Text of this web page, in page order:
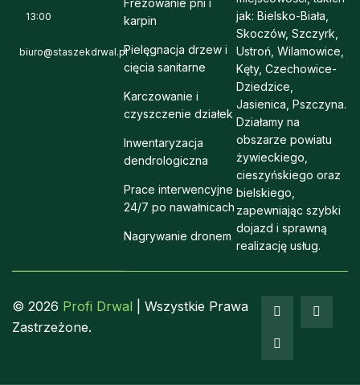
13:00
biuro@staszekdrwal.pl
Frezowanie pni i
karpin
Pielęgnacja drzew i
cięcia sanitarne
Karczowanie i
czyszczenie działek
Inwentaryzacja
dendrologiczna
Prace interwencyjne
24/7 po nawałnicach
Nagrywanie dronem
jak: Bielsko-Biała,
Skoczów, Szczyrk,
Ustroń, Wilamowice,
Kęty, Czechowice-
Dziedzice,
Jasienica, Pszczyna.
Działamy na
obszarze powiatu
żywieckiego,
cieszyńskiego oraz
bielskiego,
zapewniając szybki
dojazd i sprawną
realizację usług.
© 2026 Profi Drwal | Wszystkie Prawa
Zastrzeżone.